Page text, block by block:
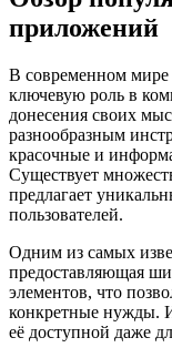
приложений
В современном мире
ключевую роль в
донесения своих
разнообразным
красочные и
Существует
предлагает
пользователей.
Одним из самых
предоставляющая
элементов, что
конкретные нужды.
её доступной даже